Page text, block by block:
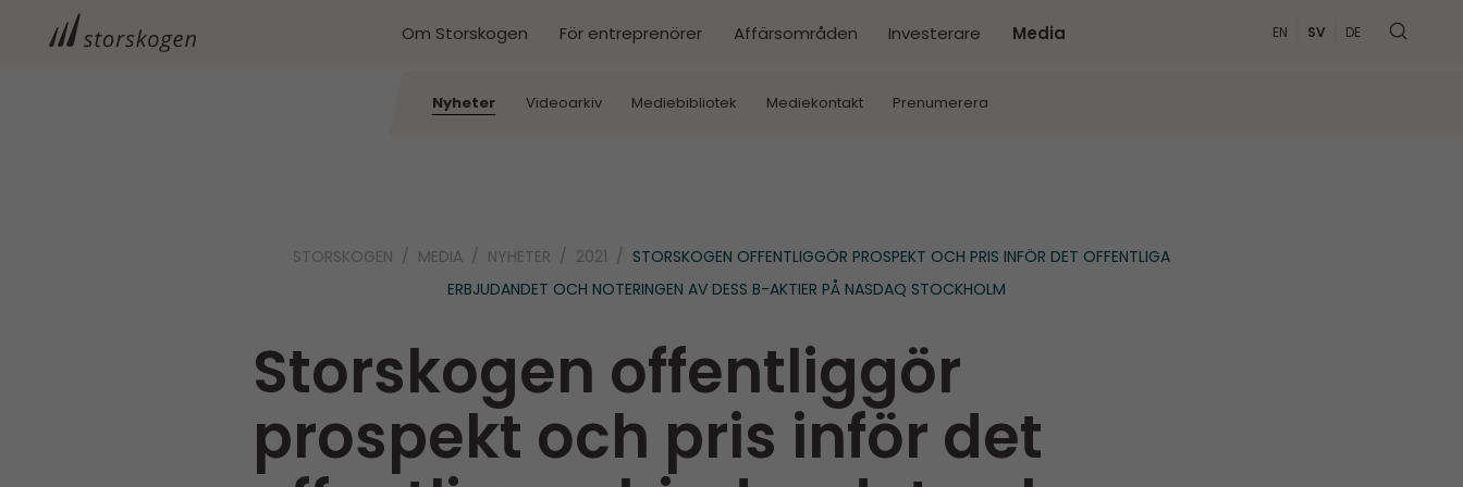
Om Storskogen För entreprenörer Affärsområden Investerare Media
Nyheter Videoarkiv Mediebibliotek Mediekontakt Prenumerera
EN SV DE
STORSKOGEN MEDIA NYHETER 2021
STORSKOGEN OFFENTLIGGÖR PROSPEKT OCH PRIS INFÖR DET OFFENTLIGA
ERBJUDANDET OCH NOTERINGEN AV DESS B-AKTIER PÅ NASDAQ STOCKHOLM
Storskogen offentliggör
prospekt och pris inför det